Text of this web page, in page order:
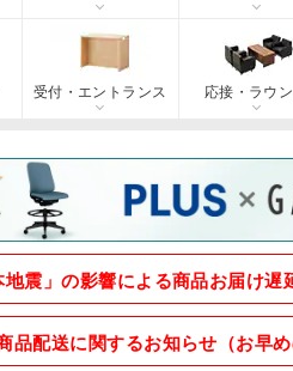
受付・エントランス 応接・ラウ
地震」の影響による商品お届け遅
品配送に関するお知らせ（お早